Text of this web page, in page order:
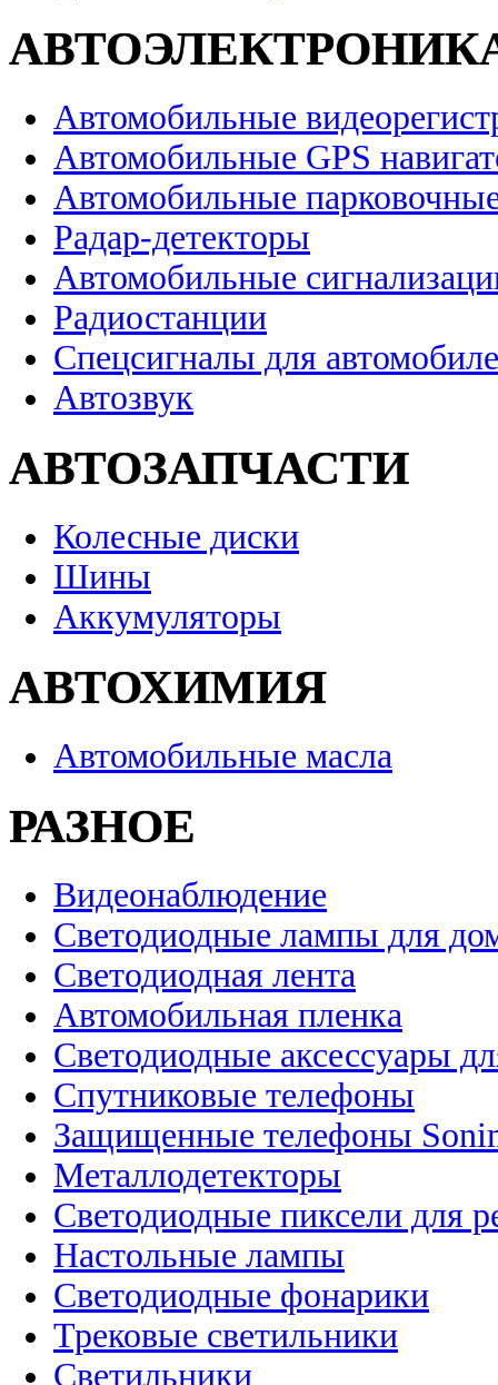
Автомобильные
Автомобильные GPS
Автомобильные
Радар-детекторы
Автомобильные
Радиостанции
Спецсигналы для
Автозвук
АВТОЗАПЧАСТИ
Колесные диски
Шины
Аккумуляторы
АВТОХИМИЯ
Автомобильные масла
РАЗНОЕ
Видеонаблюдение
Светодиодные лампы для
Светодиодная лента
Автомобильная пленка
Светодиодные аксессуары
Спутниковые телефоны
Защищенные телефоны
Металлодетекторы
Светодиодные пиксели для
Настольные лампы
Светодиодные фонарики
Трековые светильники
Светильники